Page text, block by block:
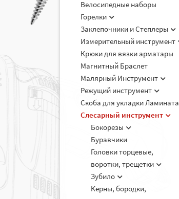
Велосипедные наборы
Горелки
Заклепочники и Степлеры
Измерительный инструмент
Крюки для вязки арматары
Магнитный Браслет
Малярный Инструмент
Режущий инструмент
Скоба для укладки Ламината
Слесарный инструмент
Бокорезы
Буравчики
Головки торцевые,
воротки, трещетки
Зубило
Керны, бородки,